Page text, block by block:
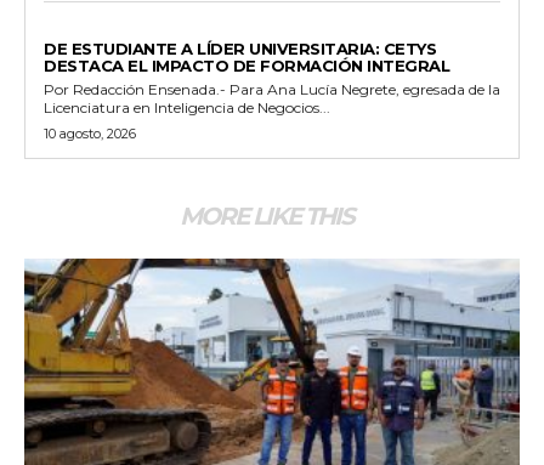
DE ESTUDIANTE A LÍDER UNIVERSITARIA: CETYS
DESTACA EL IMPACTO DE FORMACIÓN INTEGRAL
Por Redacción Ensenada.- Para Ana Lucía Negrete, egresada de la
Licenciatura en Inteligencia de Negocios...
10 agosto, 2026
MORE LIKE THIS